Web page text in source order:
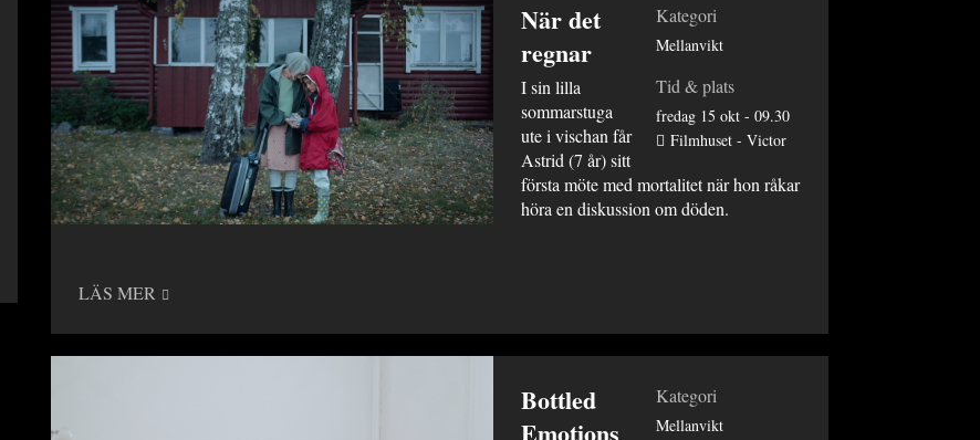
Kategori
Mellanvikt
Tid & plats
fredag 15 okt - 09.30
Filmhuset - Victor
När det
regnar
I sin lilla
sommarstuga
ute i vischan får
Astrid (7 år) sitt
första möte med mortalitet när hon råkar
höra en diskussion om döden.
LÄS MER
Kategori
Mellanvikt
Bottled